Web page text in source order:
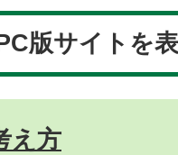
版サイトを
え方